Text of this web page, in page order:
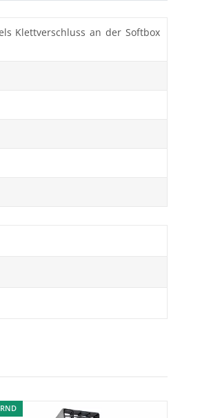
Klettverschluss an der Softbox